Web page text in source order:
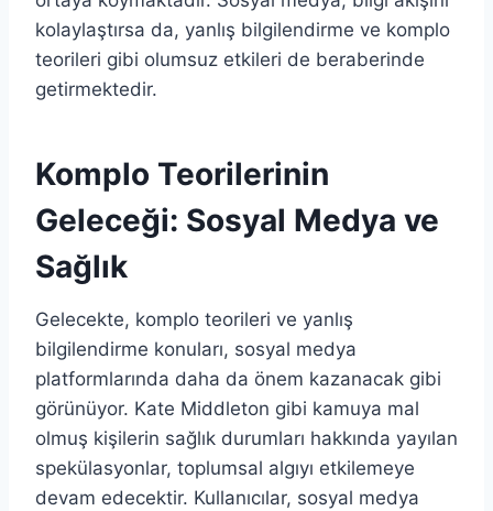
kolaylaştırsa da, yanlış bilgilendirme ve komplo
teorileri gibi olumsuz etkileri de beraberinde
getirmektedir.
Komplo Teorilerinin
Geleceği: Sosyal Medya ve
Sağlık
Gelecekte, komplo teorileri ve yanlış
bilgilendirme konuları, sosyal medya
platformlarında daha da önem kazanacak gibi
görünüyor. Kate Middleton gibi kamuya mal
olmuş kişilerin sağlık durumları hakkında yayılan
spekülasyonlar, toplumsal algıyı etkilemeye
devam edecektir. Kullanıcılar, sosyal medya